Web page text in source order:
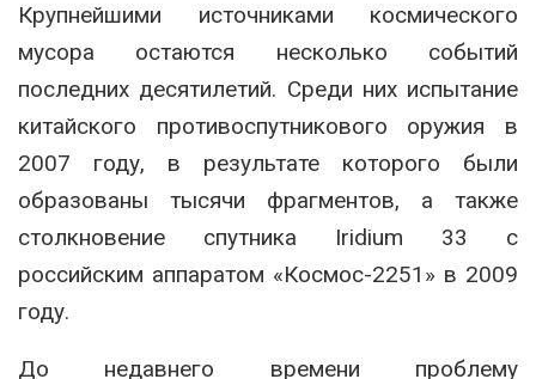
Крупнейшими источниками космического
мусора остаются несколько событий
последних десятилетий. Среди них испытание
китайского противоспутникового оружия в
2007 году, в результате которого были
образованы тысячи фрагментов, а также
столкновение спутника Iridium 33 с
российским аппаратом «Космос-2251» в 2009
году.
До недавнего времени проблему